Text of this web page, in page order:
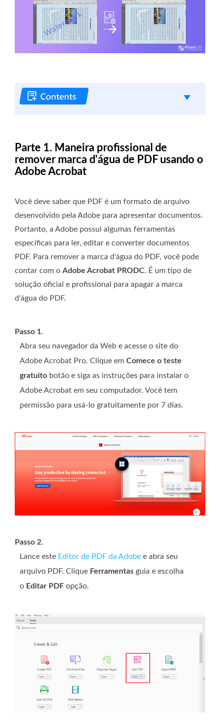
Parte 1. Maneira profissional de
remover marca d'água de PDF usando o
Adobe Acrobat
Você deve saber que PDF é um formato de arquivo
desenvolvido pela Adobe para apresentar documentos.
Portanto, a Adobe possui algumas ferramentas
específicas para ler, editar e converter documentos
PDF. Para remover a marca d'água do PDF, você pode
contar com o Adobe Acrobat PRODC. É um tipo de
solução oficial e profissional para apagar a marca
d'água do PDF.
Passo 1.
Abra seu navegador da Web e acesse o site do
Adobe Acrobat Pro. Clique em Comece o teste
gratuito botão e siga as instruções para instalar o
Adobe Acrobat em seu computador. Você tem
permissão para usá-lo gratuitamente por 7 dias.
Passo 2.
Lance este Editor de PDF da Adobe e abra seu
arquivo PDF. Clique Ferramentas guia e escolha
o Editar PDF opção.